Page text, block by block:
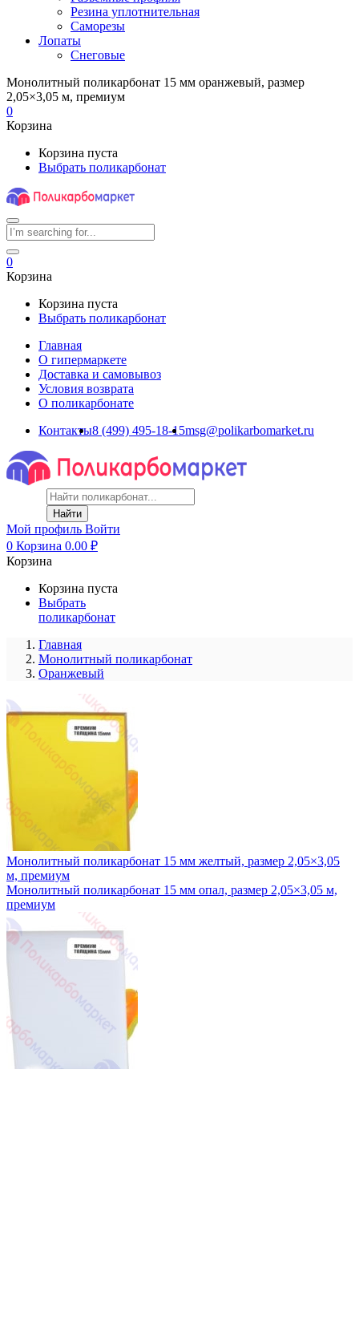
Резина уплотнительная
Саморезы
Лопаты
Снеговые
Монолитный поликарбонат 15 мм оранжевый, размер
2,05×3,05 м, премиум
0
Корзина
Корзина пуста
Выбрать поликарбонат
0
Корзина
Корзина пуста
Выбрать поликарбонат
Главная
О гипермаркете
Доставка и самовывоз
Условия возврата
О поликарбонате
Контакты8 (499) 495-18-15msg@polikarbomarket.ru
Найти
Мой профиль Войти
0 Корзина 0.00 ₽
Корзина
Корзина пуста
Выбрать
поликарбонат
Главная
Монолитный поликарбонат
Оранжевый
Монолитный поликарбонат 15 мм желтый, размер 2,05×3,05
м, премиум
Монолитный поликарбонат 15 мм опал, размер 2,05×3,05 м,
премиум